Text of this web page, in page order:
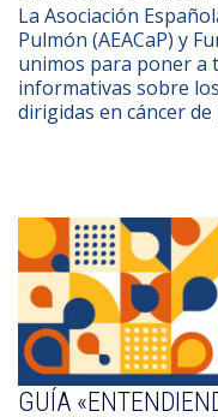
La Asociación
Pulmón (AEACaP) y
unimos para poner a
informativas sobre
dirigidas en cáncer
GUÍA